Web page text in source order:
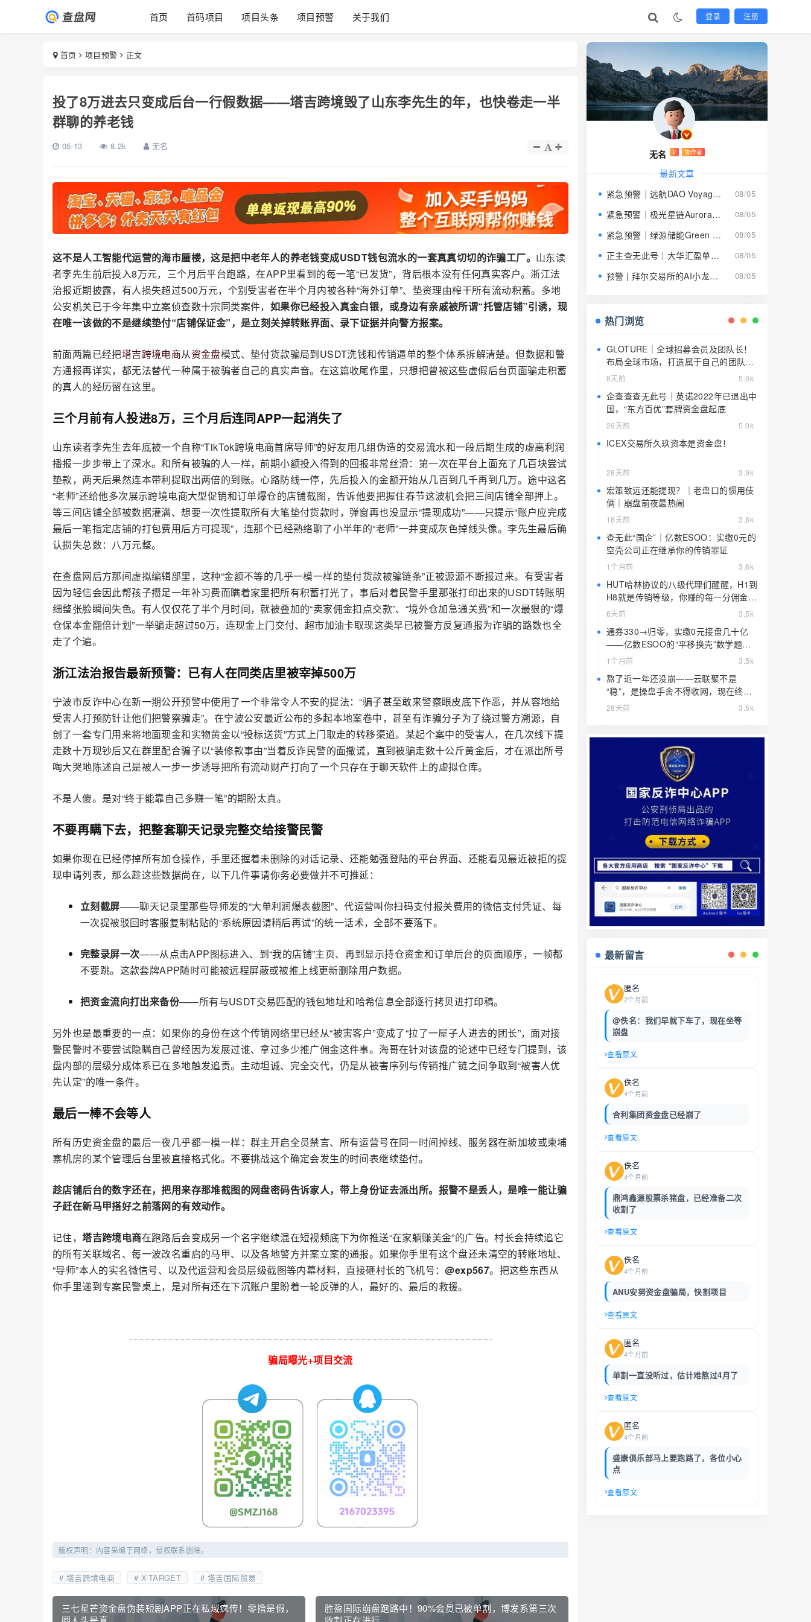
首页 首码项目 项目头条 项目预警 关于我们 登录 注册
首页 项目预警 正文
投了8万进去只变成后台一行假数据——塔吉跨境毁了山东李先生的年，也快卷走一半
群聊的养老钱
05-13 8.2k 无名
这不是人工智能代运营的海市蜃楼，这是把中老年人的养老钱变成USDT钱包流水的一套真真切切的诈骗工厂。 山东读
者李先生前后投入8万元，三个月后平台跑路，在APP里看到的每一笔“已发货”，背后根本没有任何真实客户。浙江法
治报近期披露，有人损失超过500万元，个别受害者在半个月内被各种“海外订单”、垫资理由榨干所有流动积蓄。多地
公安机关已于今年集中立案侦查数十宗同类案件， 如果你已经投入真金白银，或身边有亲戚被所谓“托管店铺”引诱，现
在唯一该做的不是继续垫付“店铺保证金”，是立刻关掉转账界面、录下证据并向警方报案。
前面两篇已经把塔吉跨境电商从资金盘模式、垫付货款骗局到USDT洗钱和传销逼单的整个体系拆解清楚。但数据和警
方通报再详实，都无法替代一种属于被骗者自己的真实声音。在这篇收尾作里，只想把曾被这些虚假后台页面骗走积蓄
的真人的经历留在这里。
三个月前有人投进8万，三个月后连同APP一起消失了
山东读者李先生去年底被一个自称“TikTok跨境电商首席导师”的好友用几组伪造的交易流水和一段后期生成的虚高利润
播报一步步带上了深水。和所有被骗的人一样，前期小额投入得到的回报非常丝滑：第一次在平台上面充了几百块尝试
垫款，两天后果然连本带利提取出两倍的到账。心路防线一停，先后投入的金额开始从几百到几千再到几万。途中这名
“老师”还给他多次展示跨境电商大型促销和订单爆仓的店铺截图，告诉他要把握住春节这波机会把三间店铺全部押上。
等三间店铺全部被数据灌满、想要一次性提取所有大笔垫付货款时，弹窗再也没显示“提现成功”——只提示“账户应完成
最后一笔指定店铺的打包费用后方可提现”，连那个已经熟络聊了小半年的“老师”一并变成灰色掉线头像。李先生最后确
认损失总数：八万元整。
在查盘网后方那间虚拟编辑部里，这种“金额不等的几乎一模一样的垫付货款被骗链条”正被源源不断报过来。有受害者
因为轻信会因此帮孩子攒足一年补习费而瞒着家里把所有积蓄打光了，事后对着民警手里那张打印出来的USDT转账明
细整张脸瞬间失色。有人仅仅花了半个月时间，就被叠加的“卖家佣金扣点交款”、“境外仓加急通关费”和一次最狠的“爆
仓保本金翻倍计划”一举骗走超过50万，连现金上门交付、超市加油卡取现这类早已被警方反复通报为诈骗的路数也全
走了个遍。
浙江法治报告最新预警：已有人在同类店里被宰掉500万
宁波市反诈中心在新一期公开预警中使用了一个非常令人不安的提法：“骗子甚至敢来警察眼皮底下作恶，并从容地给
受害人打预防针让他们把警察骗走”。在宁波公安最近公布的多起本地案卷中，甚至有诈骗分子为了绕过警方溯源，自
创了一套专门用来将地面现金和实物黄金以“投标送货”方式上门取走的转移渠道。某起个案中的受害人，在几次线下提
走数十万现钞后又在群里配合骗子以“装修款事由”当着反诈民警的面撒谎，直到被骗走数十公斤黄金后，才在派出所号
啕大哭地陈述自己是被人一步一步诱导把所有流动财产打向了一个只存在于聊天软件上的虚拟仓库。
不是人傻。是对“终于能靠自己多赚一笔”的期盼太真。
不要再瞒下去，把整套聊天记录完整交给接警民警
如果你现在已经停掉所有加仓操作，手里还握着未删除的对话记录、还能勉强登陆的平台界面、还能看见最近被拒的提
现申请列表，那么趁这些数据尚在，以下几件事请你务必要做并不可推延：
立刻截屏——聊天记录里那些导师发的“大单利润爆表截图”、代运营叫你扫码支付报关费用的微信支付凭证、每
一次提被驳回时客服复制粘贴的“系统原因请稍后再试”的统一话术，全部不要落下。
完整录屏一次——从点击APP图标进入、到“我的店铺”主页、再到显示持仓资金和订单后台的页面顺序，一帧都
不要跳。这款套牌APP随时可能被远程屏蔽或被推上线更新删除用户数据。
把资金流向打出来备份——所有与USDT交易匹配的钱包地址和哈希信息全部逐行拷贝进打印稿。
另外也是最重要的一点：如果你的身份在这个传销网络里已经从“被害客户”变成了“拉了一屋子人进去的团长”，面对接
警民警时不要尝试隐瞒自己曾经因为发展过谁、拿过多少推广佣金这件事。海哥在针对该盘的论述中已经专门提到，该
盘内部的层级分成体系已在多地触发追责。主动坦诚、完全交代，仍是从被害序列与传销推广链之间争取到“被害人优
先认定”的唯一条件。
最后一棒不会等人
所有历史资金盘的最后一夜几乎都一模一样：群主开启全员禁言、所有运营号在同一时间掉线、服务器在新加坡或柬埔
寨机房的某个管理后台里被直接格式化。不要挑战这个确定会发生的时间表继续垫付。
趁店铺后台的数字还在，把用来存那堆截图的网盘密码告诉家人，带上身份证去派出所。报警不是丢人，是唯一能让骗
子赶在新马甲搭好之前落网的有效动作。
记住，塔吉跨境电商在跑路后会变成另一个名字继续混在短视频底下为你推送“在家躺赚美金”的广告。村长会持续追它
的所有关联域名、每一波改名重启的马甲、以及各地警方并案立案的通报。如果你手里有这个盘还未清空的转账地址、
“导师”本人的实名微信号、以及代运营和会员层级截图等内幕材料，直接砸村长的飞机号：@exp567。把这些东西从
你手里递到专案民警桌上，是对所有还在下沉账户里盼着一轮反弹的人，最好的、最后的救援。
骗局曝光+项目交流
版权声明：内容采编于网络，侵权联系删除。
塔吉跨境电商 X-TARGET 塔吉国际贸易
三七星芒资金盘伪装短剧APP正在私域疯传！零撸是假，
胜盈国际崩盘跑路中！90%会员已被单割，博发系第三次
无名 V 协作者
最新文章
紧急预警｜远航DAO Voyage：8月下旬长沙启动大会，旧盘团队平移，RWA+大宗商品包装——又是庞氏滚盘的老剧本
08/05
紧急预警｜极光星链Aurora Star：AI算力包装下的快盘骗局，认购即入坑 08/05
紧急预警｜绿源储能Green Source：披着新能源外衣的庞氏传销盘，8月千人大会就是收割信号 08/05
正主查无此号｜大华汇盈单割跑路中：柬埔寨骗子套牌巴黎狮集团，你的本金已清零 08/05
预警 | 拜尔交易所的AI小龙虾就是9级传销的马甲，日息1.5%养肥了就该宰了 08/05
热门浏览
GLOTURE｜全球招募会员及团队长！
布局全球市场，打造属于自己的团队事
业，想增加收入？想打造团队？加入
8天前 5.0k
企查查查无此号｜英诺2022年已退出中
国，“东方百优”套牌资金盘起底
26天前 5.0k
ICEX交易所久玖资本是资金盘！
28天前 3.9k
宏策致远还能提现？｜老盘口的惯用伎
俩｜崩盘前夜最热闹
18天前 3.8k
查无此“国企”｜亿数ESOO：实缴0元的
空壳公司正在继承你的传销罪证
1个月前 3.6k
HUT哈林协议的八级代理们醒醒，H1到
H8就是传销等级，你赚的每一分佣金都
是赃款
8天前 3.5k
通券330→归零，实缴0元接盘几十亿
——亿数ESOO的“平移换壳”数学题，
算完就赶紧跑
1个月前 3.5k
熬了近一年还没崩——云联聚不是
“稳”，是操盘手舍不得收网，现在终于
要收了
28天前 3.5k
最新留言
匿名
2个月前
@佚名：我们早就下车了，现在坐等
崩盘
查看原文
佚名
4个月前
合利集团资金盘已经崩了
查看原文
佚名
4个月前
鼎鸿鑫源股票杀猪盘，已经准备二次
收割了
查看原文
佚名
4个月前
ANU安努资金盘骗局，快割项目
查看原文
匿名
4个月前
单割一直没听过，估计难熬过4月了
查看原文
匿名
4个月前
盛康俱乐部马上要跑路了，各位小心
点
查看原文